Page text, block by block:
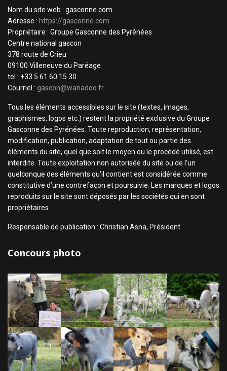
Nom du site web : gasconne.com
Adresse : https://gasconne.com
Propriétaire : Groupe Gasconne des Pyrénées
Centre national gascon
378 route de Crieu
09100 Villeneuve du Paréage
tel : +33 5 61 60 15 30
Courriel : gascon@wanadoo.fr
Tous les éléments accessibles sur le site (textes, images,
graphismes, logos etc.) restent la propriété exclusive du Groupe
Gasconne des Pyrénées. Toute reproduction, représentation,
modification, publication, adaptation de tout ou partie des
éléments du site, quel que soit le moyen ou le procédé utilisé, est
interdite. Toute exploitation non autorisée du site ou de l’un
quelconque des éléments qu’il contient est considérée comme
constitutive d’une contrefaçon et poursuivie. Les marques et logos
reproduits sur le site sont déposés par les sociétés qui en sont
propriétaires.
Responsable de publication : Christian Asna, Président
Concours photo